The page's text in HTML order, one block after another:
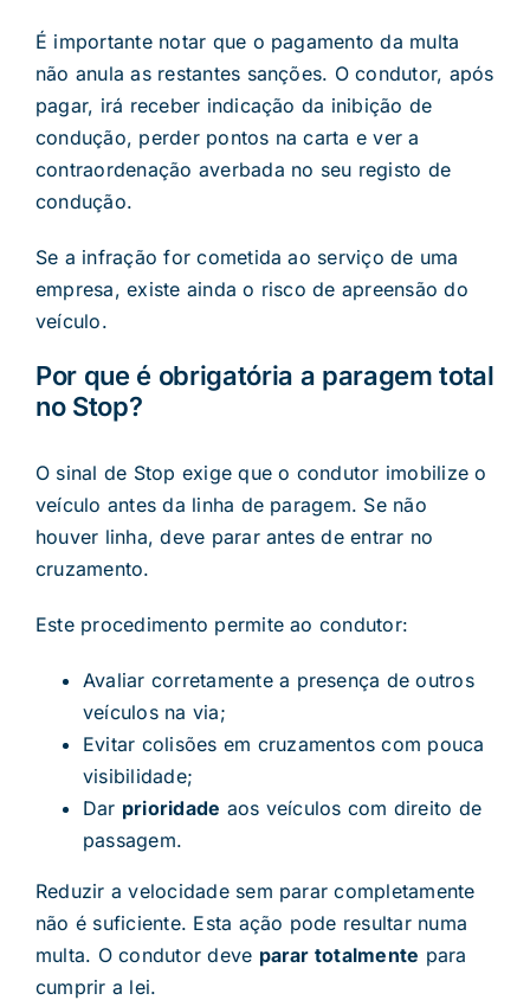
É importante notar que o pagamento da multa
não anula as restantes sanções. O condutor, após
pagar, irá receber indicação da inibição de
condução, perder pontos na carta e ver a
contraordenação averbada no seu registo de
condução.
Se a infração for cometida ao serviço de uma
empresa, existe ainda o risco de apreensão do
veículo.
Por que é obrigatória a paragem total
no Stop?
O sinal de Stop exige que o condutor imobilize o
veículo antes da linha de paragem. Se não
houver linha, deve parar antes de entrar no
cruzamento.
Este procedimento permite ao condutor:
Avaliar corretamente a presença de outros
veículos na via;
Evitar colisões em cruzamentos com pouca
visibilidade;
Dar prioridade aos veículos com direito de
passagem.
Reduzir a velocidade sem parar completamente
não é suficiente. Esta ação pode resultar numa
multa. O condutor deve parar totalmente para
cumprir a lei.